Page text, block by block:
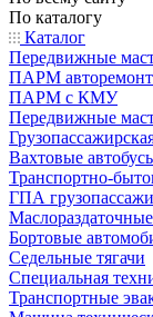
По каталогу
Каталог
Передвижные
ПАРМ
ПАРМ с КМУ
Передвижные
Вахтовые
Транспортно-
ГПА
Бортовые
Седельные тягачи
Специальная
Транспортные